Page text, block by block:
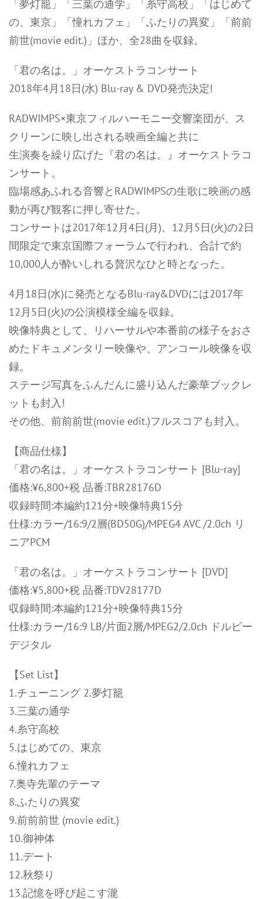
「夢灯籠」「三葉の通学」「糸守高校」「はじめて
の、東京」「憧れカフェ」「ふたりの異変」「前前
前世(movie edit.)」ほか、全28曲を収録。
「君の名は。」オーケストラコンサート
2018年4月18日(水) Blu-ray & DVD発売決定!
RADWIMPS×東京フィルハーモニー交響楽団が、ス
クリーンに映し出される映画全編と共に
生演奏を繰り広げた『君の名は。』オーケストラコ
ンサート。
臨場感あふれる音響とRADWIMPSの生歌に映画の感
動が再び観客に押し寄せた。
コンサートは2017年12月4日(月)、12月5日(火)の2日
間限定で東京国際フォーラムで行われ、合計で約
10,000人が酔いしれる贅沢なひと時となった。
4月18日(水)に発売となるBlu-ray&DVDには2017年
12月5日(火)の公演模様全編を収録。
映像特典として、リハーサルや本番前の様子をおさ
めたドキュメンタリー映像や、アンコール映像を収
録。
ステージ写真をふんだんに盛り込んだ豪華ブックレ
ットも封入!
その他、前前前世(movie edit.)フルスコアも封入。
【商品仕様】
「君の名は。」オーケストラコンサート [Blu-ray]
価格:¥6,800+税 品番:TBR28176D
収録時間:本編約121分+映像特典15分
仕様:カラー/16:9/2層(BD50G)/MPEG4 AVC /2.0ch リ
ニアPCM
「君の名は。」オーケストラコンサート [DVD]
価格:¥5,800+税 品番:TDV28177D
収録時間:本編約121分+映像特典15分
仕様:カラー/16:9 LB/片面2層/MPEG2/2.0ch ドルビー
デジタル
【Set List】
1.チューニング 2.夢灯籠
3.三葉の通学
4.糸守高校
5.はじめての、東京
6.憧れカフェ
7.奥寺先輩のテーマ
8.ふたりの異変
9.前前前世 (movie edit.)
10.御神体
11.デート
12.秋祭り
13.記憶を呼び起こす瀧